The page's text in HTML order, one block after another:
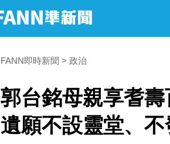
FANN即時新聞 政治
郭台銘母親享耆
遺願不設靈堂、